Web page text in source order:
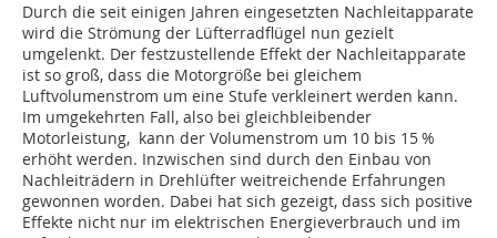
Durch die seit einigen Jahren eingesetzten Nachleitapparate
wird die Strömung der Lüfterradflügel nun gezielt
umgelenkt. Der festzustellende Effekt der Nachleitapparate
ist so groß, dass die Motorgröße bei gleichem
Luftvolumenstrom um eine Stufe verkleinert werden kann.
Im umgekehrten Fall, also bei gleichbleibender
Motorleistung, kann der Volumenstrom um 10 bis 15 %
erhöht werden. Inzwischen sind durch den Einbau von
Nachleiträdern in Drehlüfter weitreichende Erfahrungen
gewonnen worden. Dabei hat sich gezeigt, dass sich positive
Effekte nicht nur im elektrischen Energieverbrauch und im